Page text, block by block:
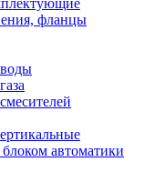
фланцы
автоматики